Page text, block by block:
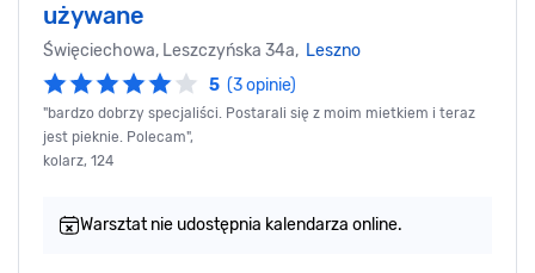
używane
Święciechowa, Leszczyńska 34a, Leszno
5 (3 opinie)
"bardzo dobrzy specjaliści. Postarali się z moim mietkiem i teraz
jest pieknie. Polecam",
kolarz, 124
Warsztat nie udostępnia kalendarza online.